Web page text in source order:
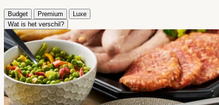
Budget Premium
Luxe
Wat is het verschil?